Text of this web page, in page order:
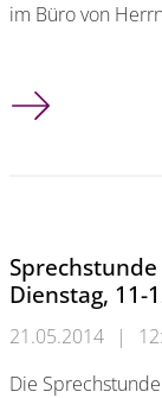
im Büro von
Klausureinsicht
Dienstag, 11-
21.05.2014 |
Die